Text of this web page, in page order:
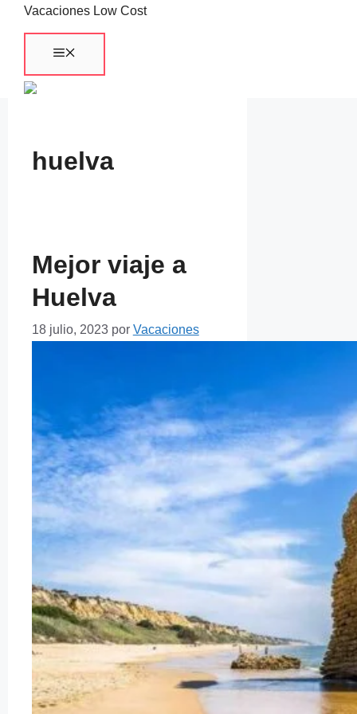
Saltar
contenido
Vacaciones Low Cost
huelva
Mejor viaje a
Huelva
18 julio, 2023 por Vacaciones